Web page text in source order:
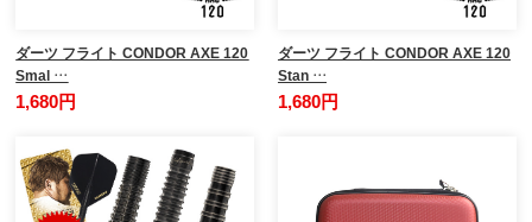
ダーツ フライト CONDOR AXE 120
Smal …
1,680円
ダーツ フライト CONDOR AXE 120
Stan …
1,680円